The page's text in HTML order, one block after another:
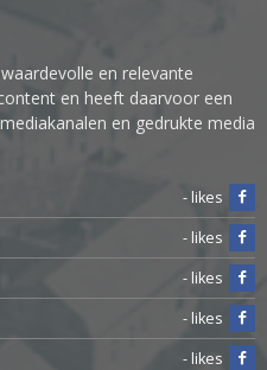
en relevante
en heeft daarvoor een
en gedrukte media
- likes
- likes
- likes
- likes
- likes